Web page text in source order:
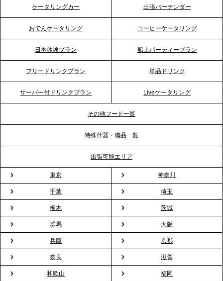
プレスリリースのご案内｜「温かな食」が会話のス
イッチに。新入社員研修で《食体験としてのケータ
テーブル、横浜事務所を新設。神奈川エリアのサー
ビス提供体制を強化し、質の高い「場づくり」をサ
TBS「Nスタ」で、2ndTable「1DISH」の花見オー
ドブルが紹介されました
2026.3.23
プレスリリースのご案内｜入社式の“そのまま懇親
会”が企業で広がる。 新入社員の交流を支える『オフ
ィスケータリング』という新しい活用法
2026.3.20
NHK「ニュースウオッチ9」で、2ndTable「室内花
ケータリングカー 出張バーテンダー
おでんケータリング コーヒーケータリング
日本体験プラン 船上パーティープラン
フリードリンクプラン 単品ドリンク
サーバー付ドリンクプラン Liveケータリング
その他フード一覧
特殊什器・備品一覧
出張可能エリア
東京 神奈川
千葉 埼玉
栃木 茨城
群馬 大阪
兵庫 京都
奈良 滋賀
和歌山 福岡